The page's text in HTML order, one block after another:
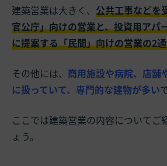
建築営業は大きく、 公共工事などを
官公庁」向けの営業と、投資用アパ
に提案する「民間」向けの営業の2
その他には、 商用施設や病院、店舗
に扱っていて、専門的な建物が多い
ここでは建築営業の内容についてご
ょう。